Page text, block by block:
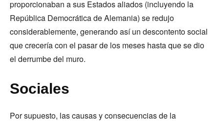
proporcionaban a sus Estados aliados (incluyendo la
República Democrática de Alemania) se redujo
considerablemente, generando así un descontento social
que crecería con el pasar de los meses hasta que se dio
el derrumbe del muro.
Sociales
Por supuesto, las causas y consecuencias de la